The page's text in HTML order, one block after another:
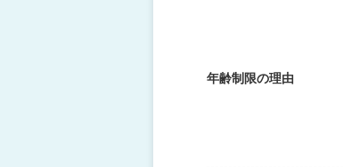
年齢制限の理由